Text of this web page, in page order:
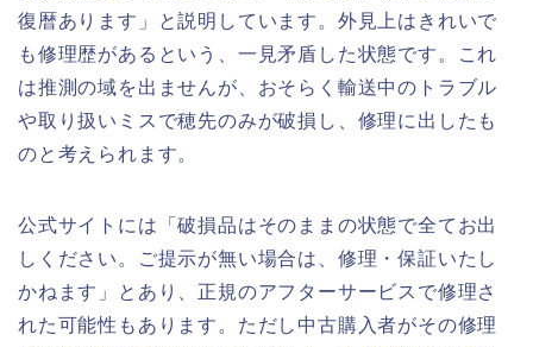
復暦あります」と説明しています。外見上はきれいで
も修理歴があるという、一見矛盾した状態です。これ
は推測の域を出ませんが、おそらく輸送中のトラブル
や取り扱いミスで穂先のみが破損し、修理に出したも
のと考えられます。
公式サイトには「破損品はそのままの状態で全てお出
しください。ご提示が無い場合は、修理・保証いたし
かねます」とあり、正規のアフターサービスで修理さ
れた可能性もあります。ただし中古購入者がその修理